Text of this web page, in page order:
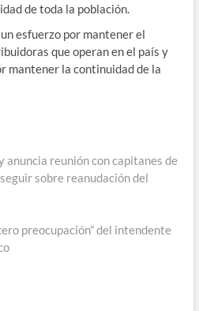
de toda la población.
esfuerzo por mantener el
que operan en el país y
mantener la continuidad de la
reunión con capitanes de
sobre reanudación del
preocupación” del intendente